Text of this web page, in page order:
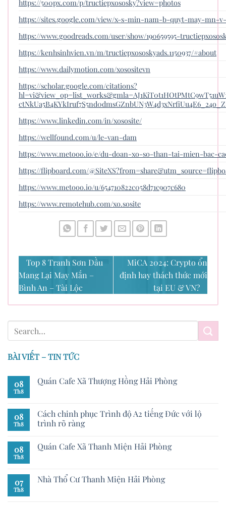
https://500px.com/p/tructiepxososky?view=photos
https://sites.google.com/view/x-s-min-nam-b-quyt-may-mn-
https://www.goodreads.com/user/show/190659595-
https://kenhsinhvien.vn/m/tructiepxososkyads.1150937/#about
https://www.dailymotion.com/xosositevn
https://scholar.google.com/citations?
https://www.linkedin.com/in/xososite/
https://wellfound.com/u/le-van-dam
https://www.metooo.io/e/du-doan-xo-so-than-tai-mien-bac-
https://flipboard.com/
https://www.metooo.io/u/654710822c058d71c907c680
https://www.remotehub.com/xo.sosite
Top 8 Tranh Sơn Dầu
Mang Lại May Mắn –
Bình An – Tài Lộc
MiCA 2024: Crypto ổn
định hay thách thức mới
tại EU & VN?
BÀI VIẾT – TIN TỨC
08
Th8
Quán Cafe Xã Thượng Hồng Hải Phòng
08
Th8
Cách chinh phục Trình độ A2 tiếng Đức với lộ
trình rõ ràng
08
Th8
Quán Cafe Xã Thanh Miện Hải Phòng
07
Th8
Nhà Thổ Cư Thanh Miện Hải Phòng